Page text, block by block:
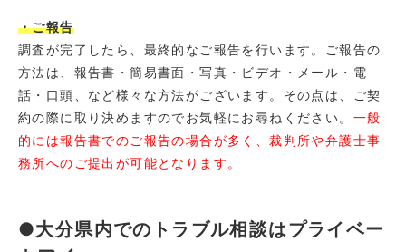
・ご報告
調査が完了したら、最終的なご報告を行います。ご報告の
方法は、報告書・簡易書面・写真・ビデオ・メール・電
話・口頭、など様々な方法がございます。その点は、ご契
約の際に取り決めますのでお気軽にお尋ねください。 一般
的には報告書でのご報告の場合が多く、裁判所や弁護士事
務所へのご提出が可能となります。
●大分県内でのトラブル相談はプライベー